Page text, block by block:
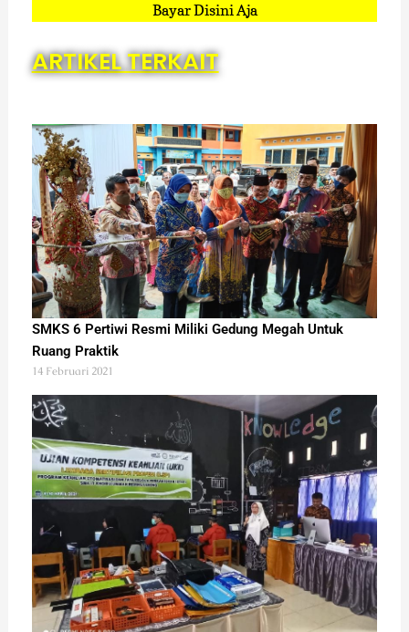
Bayar Disini Aja
ARTIKEL TERKAIT
SMKS 6 Pertiwi Resmi Miliki Gedung Megah Untuk
Ruang Praktik
14 Februari 2021